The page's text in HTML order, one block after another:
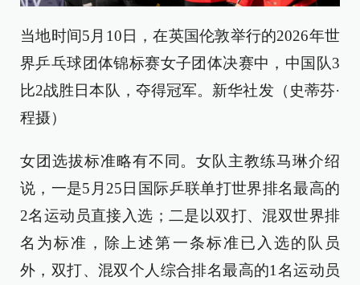
当地时间5月10日，在英国伦敦举行的2026年世
界乒乓球团体锦标赛女子团体决赛中，中国队3
比2战胜日本队，夺得冠军。新华社发（史蒂芬·
程摄）
女团选拔标准略有不同。女队主教练马琳介绍
说，一是5月25日国际乒联单打世界排名最高的
2名运动员直接入选；二是以双打、混双世界排
名为标准，除上述第一条标准已入选的队员
外，双打、混双个人综合排名最高的1名运动员